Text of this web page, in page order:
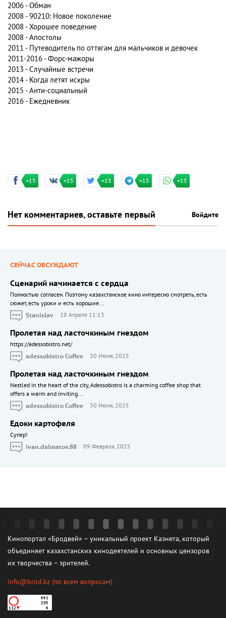
2006 - Обман
2008 - 90210: Новое поколение
2008 - Хорошее поведение
2008 - Апостолы
2011 - Путеводитель по оттягам для мальчиков и девочек
2011-2016 - Форс-мажоры
2013 - Случайные встречи
2014 - Когда летят искры
2015 - Анти-социальный
2016 - Ежедневник
+15 +15 +15 +15 +15
Нет комментариев, оставьте первый Войдите
СЕЙЧАС ОБСУЖДАЮТ
Сценарий начинается с сердца
Полностью согласен. Поэтому казахстанское кино интересно смотреть, есть
сюжет, есть уроки и есть хорошие...
Stanislav
28 Апреля 11:13
Пролетая над ласточкиным гнездом
https://adessobistro.net/
adessobistro Coffee
30 Июня, 2025
Пролетая над ласточкиным гнездом
Nestled in the heart of the city, Adessobistro is a charming coffee shop that
offers a warm and inviting...
adessobistro Coffee
30 Июня, 2025
Едоки картофеля
Cупер!
ivan.dalmatov.88
09 Февраля, 2025
Кинопортал «Бродвей» – уникальный проект Казнета, который
объединяет казахстанских кинодеятелей и основных цензоров
их творчества – зрителей.
info@brod.kz (по всем вопросам)